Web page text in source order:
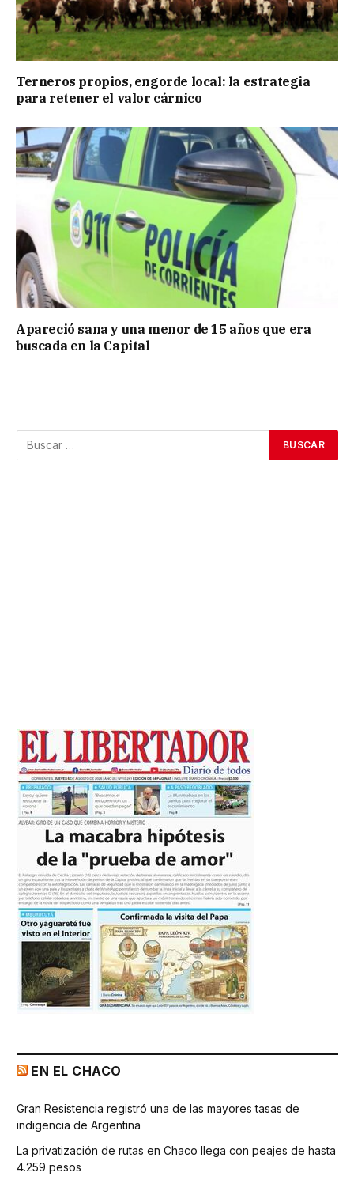
Terneros propios, engorde local: la estrategia
para retener el valor cárnico
Apareció sana y una menor de 15 años que era
buscada en la Capital
EN EL CHACO
Gran Resistencia registró una de las mayores tasas de
indigencia de Argentina
La privatización de rutas en Chaco llega con peajes de hasta
4.259 pesos